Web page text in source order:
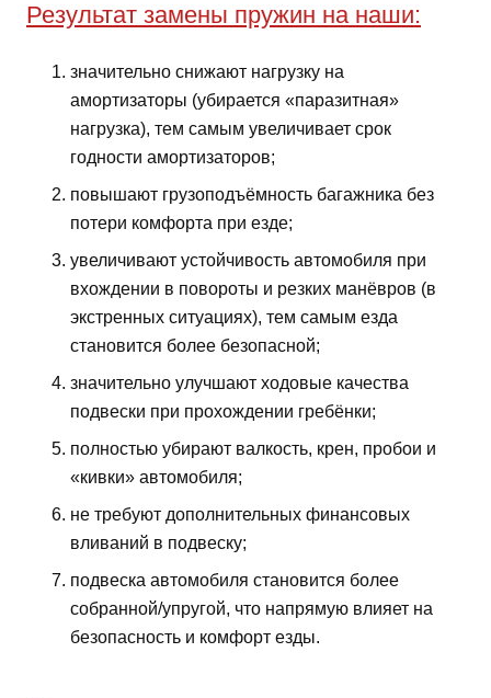
Результат замены пружин на наши:
значительно снижают нагрузку на
амортизаторы (убирается «паразитная»
нагрузка), тем самым увеличивает срок
годности амортизаторов;
повышают грузоподъёмность багажника без
потери комфорта при езде;
увеличивают устойчивость автомобиля при
вхождении в повороты и резких манёвров (в
экстренных ситуациях), тем самым езда
становится более безопасной;
значительно улучшают ходовые качества
подвески при прохождении гребёнки;
полностью убирают валкость, крен, пробои и
«кивки» автомобиля;
не требуют дополнительных финансовых
вливаний в подвеску;
подвеска автомобиля становится более
собранной/упругой, что напрямую влияет на
безопасность и комфорт езды.